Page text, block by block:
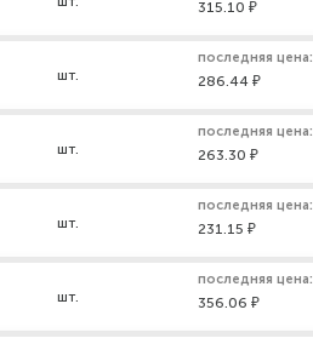
315.10 ₽
шт.
последняя цена:
286.44 ₽
шт.
последняя цена:
263.30 ₽
шт.
последняя цена:
231.15 ₽
шт.
последняя цена:
356.06 ₽